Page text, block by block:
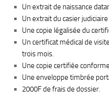
Un extrait de naissance
Un extrait du casier
Une copie légalisée du
Un certificat médical de
trois mois.
Une copie certifiée
Une enveloppe timbrée
2000F de frais de dossier.